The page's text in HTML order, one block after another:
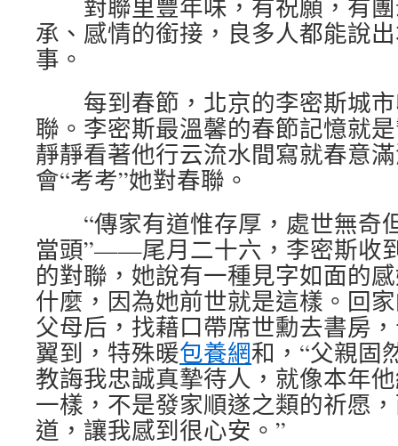
對聯里豐年味，有祝願，有團
承、感情的銜接，良多人都能說
事。
每到春節，北京的李密斯城市
聯。李密斯最溫馨的春節記憶就
靜靜看著他行云流水間寫就春意
會“考考”她對春聯。
“傳家有道惟存厚，處世無奇
當頭”——尾月二十六，李密斯收
的對聯，她說有一種見字如面的
什麼，因為她前世就是這樣。回
父母后，找藉口帶席世勳去書房
翼到，特殊暖包養網和，“父親固
教誨我忠誠真摯待人，就像本年
一樣，不是發家順遂之類的祈愿
道，讓我感到很心安。”